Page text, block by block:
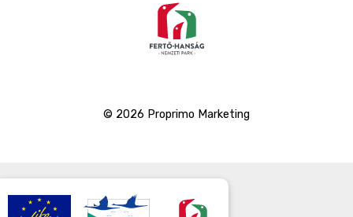
© 2026 Proprimo Marketing